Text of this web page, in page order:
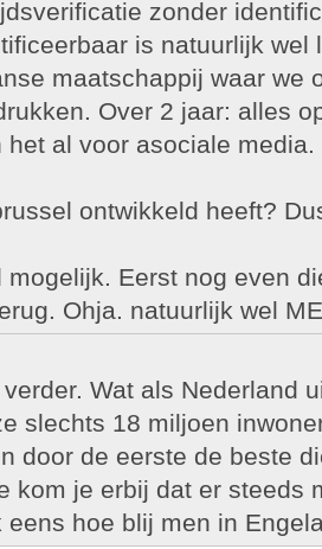
zonder
is natuurlijk wel
maatschappij waar we
Over 2 jaar: alles
het al voor asociale media.
ontwikkeld heeft?
mogelijk. Eerst nog even
Ohja. natuurlijk wel
Wat als Nederland
slechts 18 miljoen
door de eerste de beste
kom je erbij dat er steeds
eens hoe blij men in